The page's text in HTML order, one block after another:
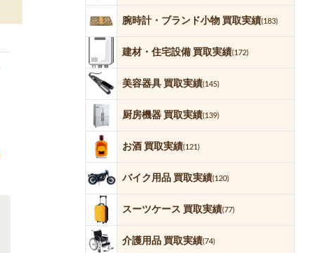
腕時計・ブランド小物 買取実績(183)
建材・住宅設備 買取実績(172)
美容器具 買取実績(145)
厨房機器 買取実績(139)
お酒 買取実績(121)
バイク用品 買取実績(120)
スーツケース 買取実績(77)
介護用品 買取実績(74)